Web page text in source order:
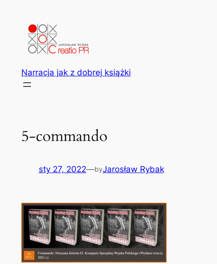
Narracja jak z dobrej książki
5-commando
sty 27, 2022—byJarosław Rybak